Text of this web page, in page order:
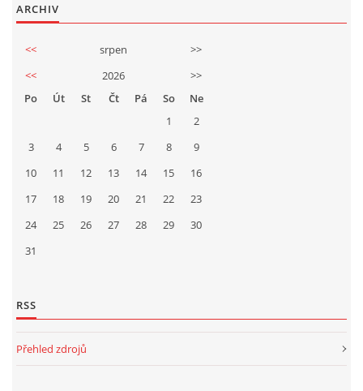
ARCHIV
<< srpen
>>
<<
2026
>>
Po
Út St Čt Pá So
Ne
1
2
3
4 5 6 7 8
9
10
11 12 13 14 15
16
17
18 19 20 21 22
23
24
25 26 27 28 29
30
31
RSS
Přehled zdrojů